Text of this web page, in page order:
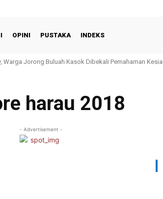
OPINI PUSTAKA INDEKS
Jorong Buluah Kasok Dibekali Pemahaman
harau 2018
- Advertisement -